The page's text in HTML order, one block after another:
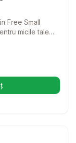
Free Small
micile tale
nutritionale
într-o filă nouă)